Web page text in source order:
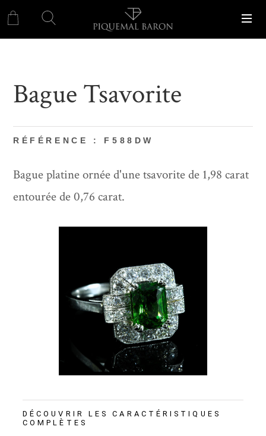
Bague Tsavorite
RÉFÉRENCE : F588DW
Bague platine ornée d'une tsavorite de 1,98 carat
entourée de 0,76 carat.
DÉCOUVRIR LES CARACTÉRISTIQUES
COMPLÈTES